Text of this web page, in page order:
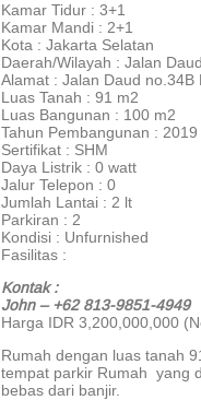
Kamar Tidur : 3+1
Kamar Mandi : 2+1
Kota : Jakarta Selatan
Daerah/Wilayah : Jalan
Alamat : Jalan Daud
Luas Tanah : 91 m2
Luas Bangunan : 100 m2
Tahun Pembangunan : 2019
Sertifikat : SHM
Daya Listrik : 0 watt
Jalur Telepon : 0
Jumlah Lantai : 2 lt
Parkiran : 2
Kondisi : Unfurnished
Fasilitas :
Kontak :
John – +62 813-9851-4949
Harga IDR 3,200,000,000
Rumah dengan luas tanah
tempat parkir Rumah yang
bebas dari banjir.